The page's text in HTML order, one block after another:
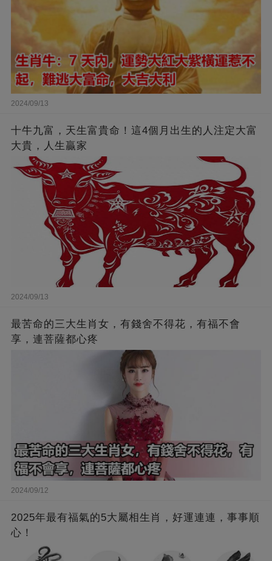
2024/09/13
十牛九富，天生富貴命！這4個月出生的人注定大富
大貴，人生贏家
2024/09/13
最苦命的三大生肖女，有錢舍不得花，有福不會
享，連菩薩都心疼
2024/09/12
2025年最有福氣的5大屬相生肖，好運連連，事事順
心！